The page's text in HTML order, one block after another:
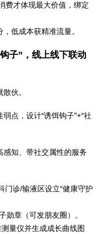
费才体现最大价值，绑定
低成本获精准流量。
子”，线上线下联动
伙。
点，设计“诱饵钩子”+“社
感知、带社交属性的服务
门诊/输液区设立“健康守护
章（可发朋友圈）。
量仪并生成成长曲线图